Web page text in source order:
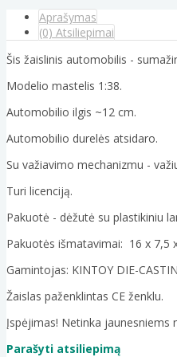
Aprašymas
(0) Atsiliepimai
Šis žaislinis automobilis -
Modelio mastelis 1:38.
Automobilio ilgis ~12 cm.
Automobilio durelės atsidaro.
Su važiavimo mechanizmu -
Turi licenciją.
Pakuotė - dėžutė su plastikiniu
Pakuotės išmatavimai: 16 x 7,5
Gamintojas: KINTOY DIE-
Žaislas paženklintas CE ženklu.
Įspėjimas! Netinka jaunesniems
Parašyti atsiliepimą